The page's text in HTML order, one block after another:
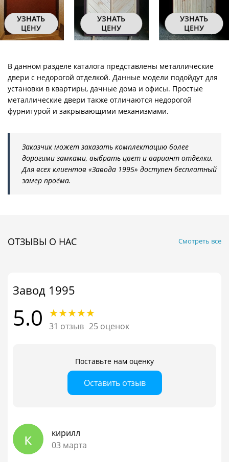
УЗНАТЬ
ЦЕНУ
УЗНАТЬ
ЦЕНУ
УЗНАТЬ
ЦЕНУ
В данном разделе каталога представлены металлические
двери с недорогой отделкой. Данные модели подойдут для
установки в квартиры, дачные дома и офисы. Простые
металлические двери также отличаются недорогой
фурнитурой и закрывающими механизмами.
Заказчик может заказать комплектацию более
дорогими замками, выбрать цвет и вариант отделки.
Для всех клиентов «Завода 1995» доступен бесплатный
замер проёма.
ОТЗЫВЫ О НАС Смотреть все
Завод 1995
5.0 31 отзыв 25 оценок
Поставьте нам оценку
Оставить отзыв
к
кирилл
03 марта